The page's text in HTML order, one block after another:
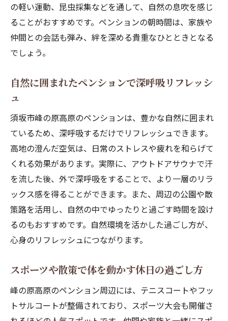
の軽い運動、昆虫採集などを通して、自然の息吹を感じ
ることがおすすめです。ペンションの朝時間は、家族や
仲間との会話も弾み、絆を深める貴重なひとときとなる
でしょう。
自然に囲まれたペンションで深呼吸リフレッシ
ュ
須坂市峰の原高原のペンションは、豊かな自然に囲まれ
ているため、深呼吸するだけでリフレッシュできます。
高地の澄んだ空気は、日常のストレスや疲れを和らげて
くれる効果があります。実際に、アウトドアサウナで汗
を流した後、外で深呼吸をすることで、より一層のリラ
ックス感を得ることができます。また、周辺の公園や散
策路を活用し、自然の中でゆったりと過ごす時間を設け
るのもおすすめです。自然環境を活かした過ごし方が、
心身のリフレッシュにつながります。
スポーツや散策で体を動かす休日の過ごし方
峰の原高原のペンション周辺には、テニスコートやフッ
トサルコートが整備されており、スポーツ大会も開催さ